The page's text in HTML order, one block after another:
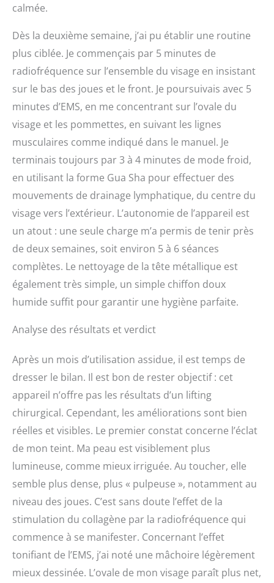
calmée.
Dès la deuxième semaine, j’ai pu établir une routine
plus ciblée. Je commençais par 5 minutes de
radiofréquence sur l’ensemble du visage en insistant
sur le bas des joues et le front. Je poursuivais avec 5
minutes d’EMS, en me concentrant sur l’ovale du
visage et les pommettes, en suivant les lignes
musculaires comme indiqué dans le manuel. Je
terminais toujours par 3 à 4 minutes de mode froid,
en utilisant la forme Gua Sha pour effectuer des
mouvements de drainage lymphatique, du centre du
visage vers l’extérieur. L’autonomie de l’appareil est
un atout : une seule charge m’a permis de tenir près
de deux semaines, soit environ 5 à 6 séances
complètes. Le nettoyage de la tête métallique est
également très simple, un simple chiffon doux
humide suffit pour garantir une hygiène parfaite.
Analyse des résultats et verdict
Après un mois d’utilisation assidue, il est temps de
dresser le bilan. Il est bon de rester objectif : cet
appareil n’offre pas les résultats d’un lifting
chirurgical. Cependant, les améliorations sont bien
réelles et visibles. Le premier constat concerne l’éclat
de mon teint. Ma peau est visiblement plus
lumineuse, comme mieux irriguée. Au toucher, elle
semble plus dense, plus « pulpeuse », notamment au
niveau des joues. C’est sans doute l’effet de la
stimulation du collagène par la radiofréquence qui
commence à se manifester. Concernant l’effet
tonifiant de l’EMS, j’ai noté une mâchoire légèrement
mieux dessinée. L’ovale de mon visage paraît plus net,